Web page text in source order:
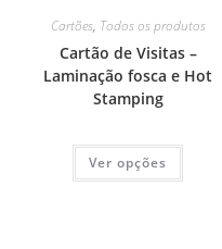
Cartões, Todos os produtos
Cartão de Visitas –
Laminação fosca e Hot
Stamping
Ver opções